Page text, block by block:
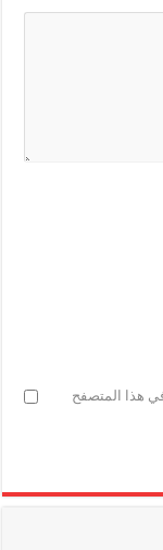
هذا المتصفح